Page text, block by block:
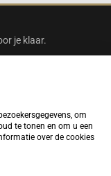
je klaar.
en ontvang het
om
te tonen en om u een
over de cookies